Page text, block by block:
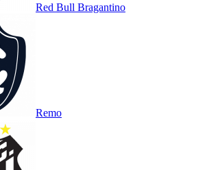
Red Bull Bragantino
Remo